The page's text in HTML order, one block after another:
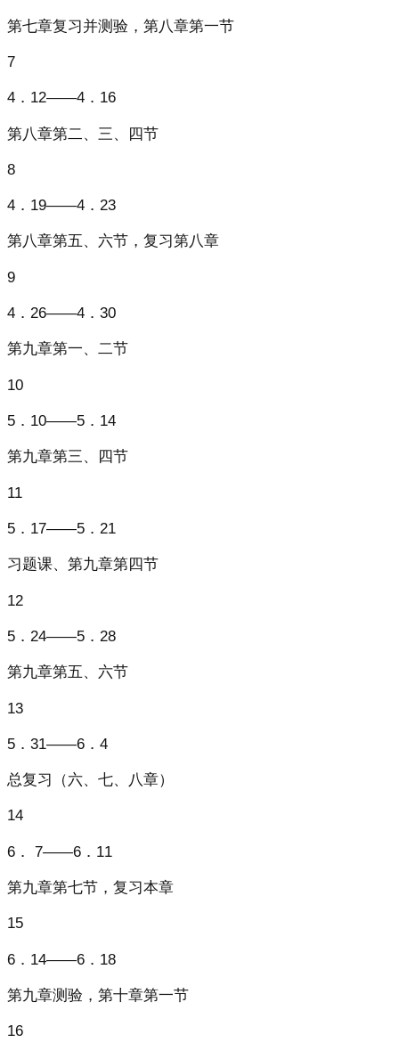
第七章复习并测验，第八章第一节
7
4．12——4．16
第八章第二、三、四节
8
4．19——4．23
第八章第五、六节，复习第八章
9
4．26——4．30
第九章第一、二节
10
5．10——5．14
第九章第三、四节
11
5．17——5．21
习题课、第九章第四节
12
5．24——5．28
第九章第五、六节
13
5．31——6．4
总复习（六、七、八章）
14
6． 7——6．11
第九章第七节，复习本章
15
6．14——6．18
第九章测验，第十章第一节
16